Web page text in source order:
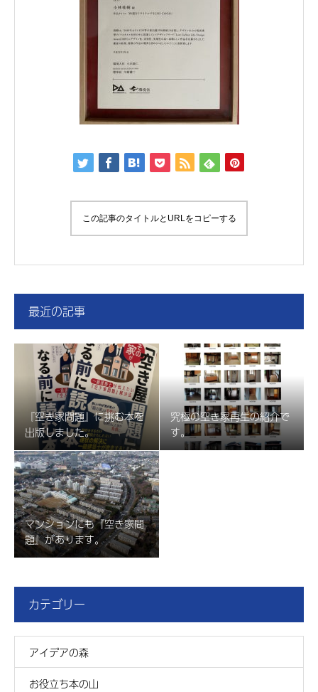
この記事のタイトルとURLをコピーする
最近の記事
『空き家問題』に挑む本を
出版しました。
究極の空き家再生の紹介で
す。
マンションにも『空き家問
題』があります。
カテゴリー
アイデアの森
お役立ち本の山